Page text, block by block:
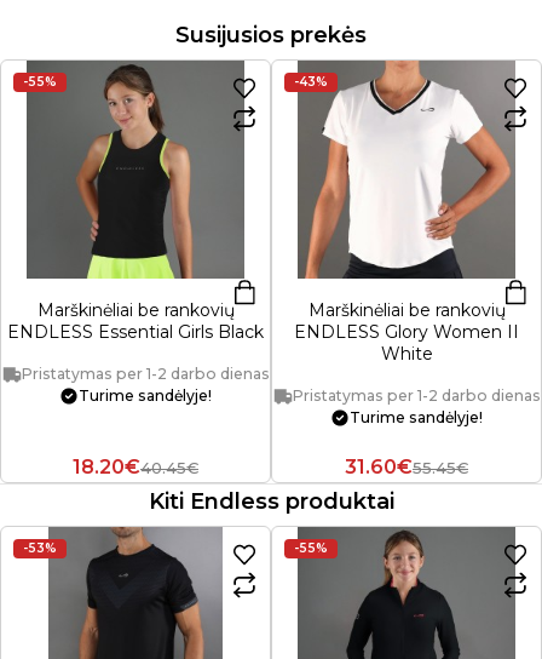
Susijusios prekės
-55%
Marškinėliai be rankovių
ENDLESS Essential Girls Black
Pristatymas per 1-2 darbo dienas
Turime sandėlyje!
18.20€40.45€
-43%
Marškinėliai be rankovių
ENDLESS Glory Women II
White
Pristatymas per 1-2 darbo dienas
Turime sandėlyje!
31.60€55.45€
Kiti Endless produktai
-53% -55%